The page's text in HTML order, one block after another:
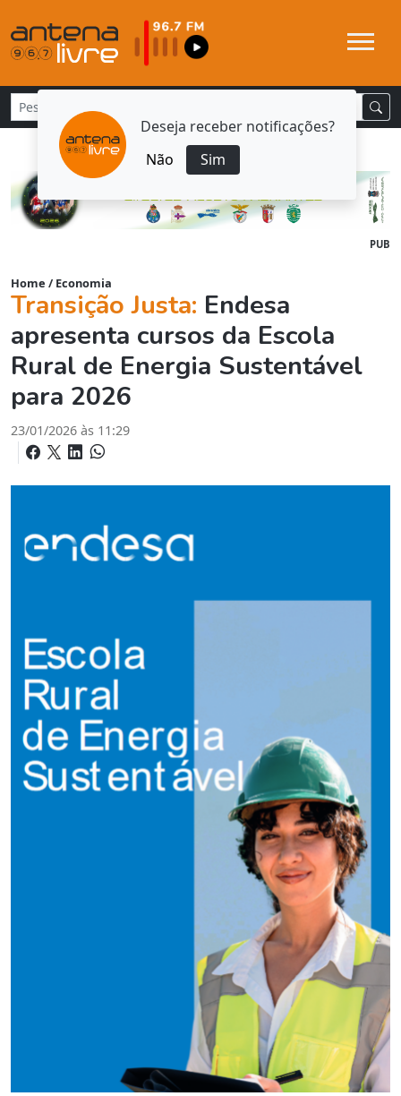
Deseja receber notificações?
Não
Sim
PUB
Home / Economia
Transição Justa: Endesa
apresenta cursos da Escola
Rural de Energia Sustentável
para 2026
23/01/2026 às 11:29